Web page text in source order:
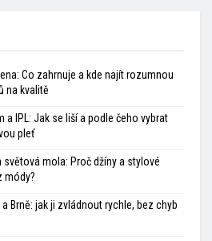
Co zahrnuje a kde najít rozumnou
na kvalitě
a IPL: Jak se liší a podle čeho vybrat
pleť
světová mola: Proč džíny a stylové
módy?
Brně: jak ji zvládnout rychle, bez chyb